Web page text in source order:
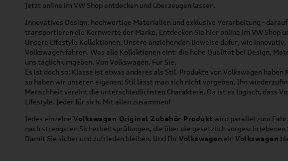
Jetzt online im VW Shop entdecken und überzeugen lassen.
Innovatives Design, hochwertige Materialien und exklusive Verarbeitung -
transportieren die Kernwerte der Marke. Entdecken Sie hier online im VW Shop
Unsere Lifestyle Kollektionen. Unsere anziehenden Beweise dafür, wie
Volkswagen fahren. Was alle Kollektionen eint: die hohe Qualität bei Design,
uns täglich umgeben. Von Volkswagen. Für Sie.
Es ist doch so: Klasse ist etwas anderes als Stil. Produkte von Volkswagen
so haben wir unseren eigenen; Stil lässt man sich nicht vorgeben. Ihn
Menschheit vereint die unterschiedlichsten Charaktere. Da ist es logisch, dass
Lifestyle. Jeder für sich. Mit allen zusammen!
Jedes einzelne Volkswagen Original Zubehör Produkt wird parallel zum
nach strengsten Sicherheitsprüfungen, die über die gesetzlich
Damit Sie sicher und zufrieden bleiben. Und Ihr Volkswagen ein Volkswagen